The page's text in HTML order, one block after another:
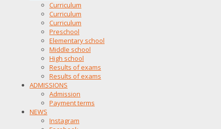
Curriculum
Curriculum
Curriculum
Preschool
Elementary school
Middle school
High school
Results of exams
Results of exams
ADMISSIONS
Admission
Payment terms
NEWS
Instagram